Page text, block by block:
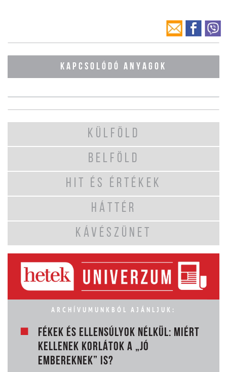
KAPCSOLÓDÓ ANYAGOK
KÜLFÖLD
BELFÖLD
HIT ÉS ÉRTÉKEK
HÁTTÉR
KÁVÉSZÜNET
ARCHÍVUMUNKBÓL AJÁNLJUK:
FÉKEK ÉS ELLENSÚLYOK NÉLKÜL: MIÉRT
KELLENEK KORLÁTOK A „JÓ
EMBEREKNEK” IS?